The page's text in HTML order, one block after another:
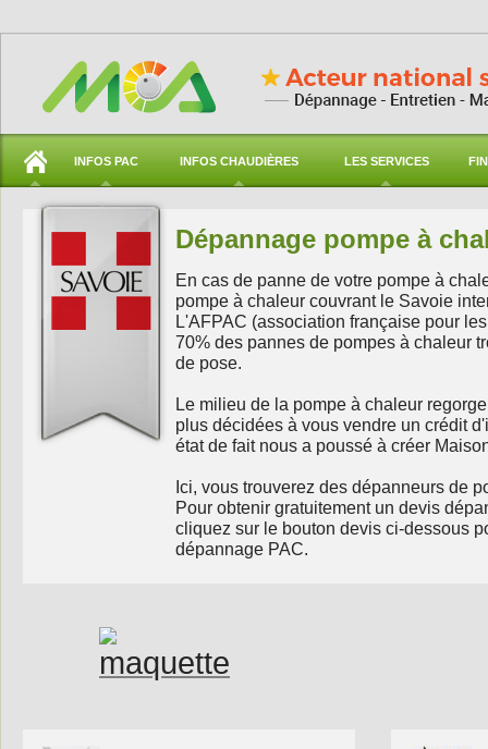
INFOS PAC INFOS CHAUDIÈRES LES SERVICES
Dépannage pompe à
En cas de panne de votre pompe à
pompe à chaleur couvrant le Savoie
L'AFPAC (association française pour
70% des pannes de pompes à chaleur
de pose.
Le milieu de la pompe à chaleur
plus décidées à vous vendre un crédit
état de fait nous a poussé à créer
Ici, vous trouverez des dépanneurs de
Pour obtenir gratuitement un devis
cliquez sur le bouton devis ci-dessous
dépannage PAC.